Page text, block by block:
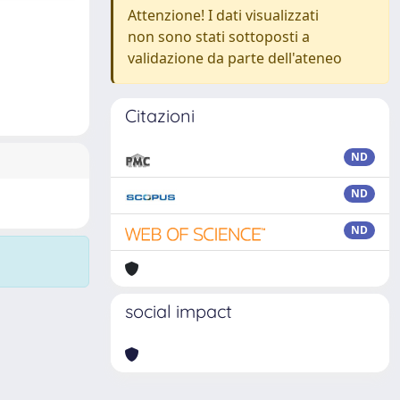
Attenzione! I dati visualizzati
non sono stati sottoposti a
validazione da parte dell'ateneo
Citazioni
ND
ND
ND
social impact